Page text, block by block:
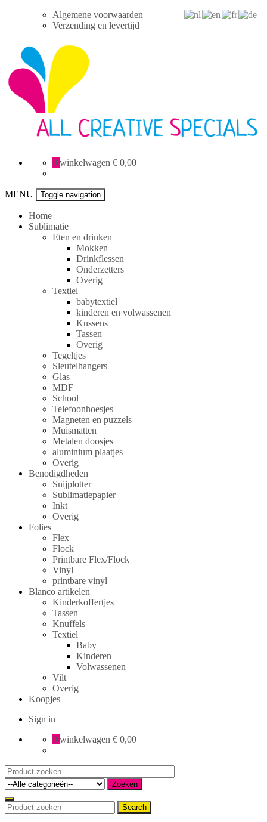
Algemene voorwaarden
Verzending en levertijd
Creative
0 winkelwagen € 0,00
MENU Toggle navigation
Home
Sublimatie
Eten en drinken
Mokken
Drinkflessen
Onderzetters
Overig
Textiel
babytextiel
kinderen en volwassenen
Kussens
Tassen
Overig
Tegeltjes
Sleutelhangers
Glas
MDF
School
Telefoonhoesjes
Magneten en puzzels
Muismatten
Metalen doosjes
aluminium plaatjes
Overig
Benodigdheden
Snijplotter
Sublimatiepapier
Inkt
Overig
Folies
Flex
Flock
Printbare Flex/Flock
Vinyl
printbare vinyl
Blanco artikelen
Kinderkoffertjes
Tassen
Knuffels
Textiel
Baby
Kinderen
Volwassenen
Vilt
Overig
Koopjes
Sign in
0 winkelwagen € 0,00
Search
for:
Zoeken
Search
for:
Search